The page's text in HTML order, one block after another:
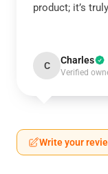
product; it’s
C Charles
Verified
Write your